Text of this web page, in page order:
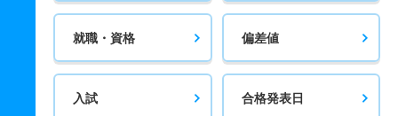
就職・資格 偏差値
入試 合格発表日